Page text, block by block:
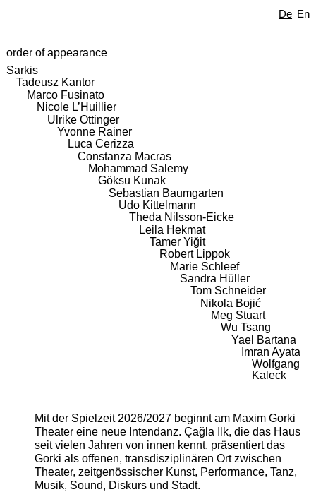
De En
order of appearance
Sarkis
Tadeusz Kantor
Marco Fusinato
Nicole L’Huillier
Ulrike Ottinger
Yvonne Rainer
Luca Cerizza
Constanza Macras
Mohammad Salemy
Göksu Kunak
Sebastian Baumgarten
Udo Kittelmann
Theda Nilsson-Eicke
Leila Hekmat
Tamer Yiğit
Robert Lippok
Marie Schleef
Sandra Hüller
Tom Schneider
Nikola Bojić
Meg Stuart
Wu Tsang
Yael Bartana
Imran Ayata
Wolfgang
Kaleck
Mit der Spielzeit 2026/2027 beginnt am Maxim Gorki
Theater eine neue Intendanz. Çağla Ilk, die das Haus
seit vielen Jahren von innen kennt, präsentiert das
Gorki als offenen, transdisziplinären Ort zwischen
Theater, zeitgenössischer Kunst, Performance, Tanz,
Musik, Sound, Diskurs und Stadt.